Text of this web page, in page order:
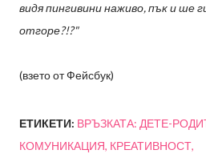
видя пингивини наживо, пък и ше
отгоре?!?"
(взето от Фейсбук)
ЕТИКЕТИ: ВРЪЗКАТА: ДЕТЕ-
КОМУНИКАЦИЯ КРЕАТИВНОСТ